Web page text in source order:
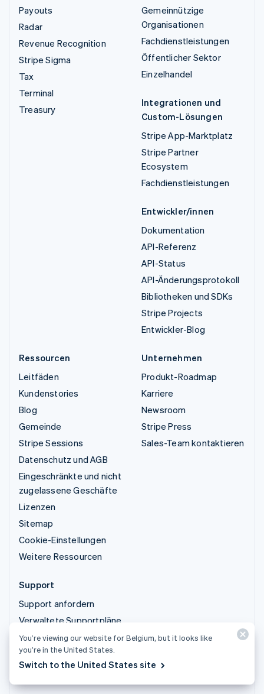
Payouts
Radar
Revenue Recognition
Stripe Sigma
Tax
Terminal
Treasury
Gemeinnützige
Organisationen
Fachdienstleistungen
Öffentlicher Sektor
Einzelhandel
Integrationen und
Custom-Lösungen
Stripe App-Marktplatz
Stripe Partner
Ecosystem
Fachdienstleistungen
Entwickler/innen
Dokumentation
API-Referenz
API-Status
API-Änderungsprotokoll
Bibliotheken und SDKs
Stripe Projects
Entwickler-Blog
Ressourcen
Leitfäden
Kundenstories
Blog
Gemeinde
Stripe Sessions
Datenschutz und AGB
Eingeschränkte und nicht
zugelassene Geschäfte
Lizenzen
Sitemap
Cookie-Einstellungen
Weitere Ressourcen
Unternehmen
Produkt-Roadmap
Karriere
Newsroom
Stripe Press
Sales-Team kontaktieren
Support
Support anfordern
Verwaltete Supportpläne
© 2026 Stripe, LLC
You’re viewing our website for Belgium, but it looks like
you’re in the United States.
Switch to the United States site